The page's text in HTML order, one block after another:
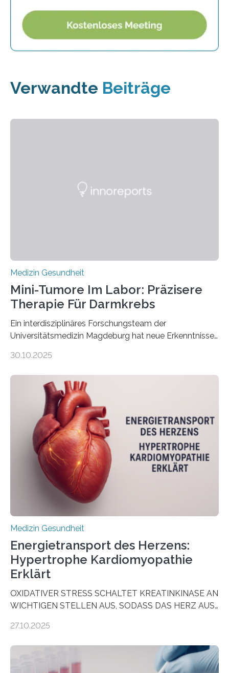
Verwandte Beiträge
Medizin Gesundheit
Mini-Tumore Im Labor: Präzisere
Therapie Für Darmkrebs
Ein interdisziplinäres Forschungsteam der
Universitätsmedizin Magdeburg hat neue Erkenntnisse
behandelt werden kann. In ihrer aktuellen Studie,
Oncology, zeigen die Forschenden, dass Mini-Tumore
aus Gewebe von Patientinnen und Patienten –
sogenannte Organoide – genutzt werden können, um
vorab zu prüfen, welche Medikamente am besten
wirken. Dabei wurde ein Eiweiß identifiziert, das künftig
als Biomarker für die Wahl der passenden Therapie
dienen könnte. Darmkrebs zählt weltweit zu den
häufigsten Krebsarten und stellt…
30.10.2025
Medizin Gesundheit
Energietransport des Herzens:
Hypertrophe Kardiomyopathie
Erklärt
OXIDATIVER STRESS SCHALTET KREATINKINASE AN
WICHTIGEN STELLEN AUS, SODASS DAS HERZ AUS
aus dem Deutschen Zentrum für Herzinsuffizienz
im Journal Circulation, warum der Energietransport bei
der Hypertrophen Kardiomyopathie (HCM) versagen
27.10.2025